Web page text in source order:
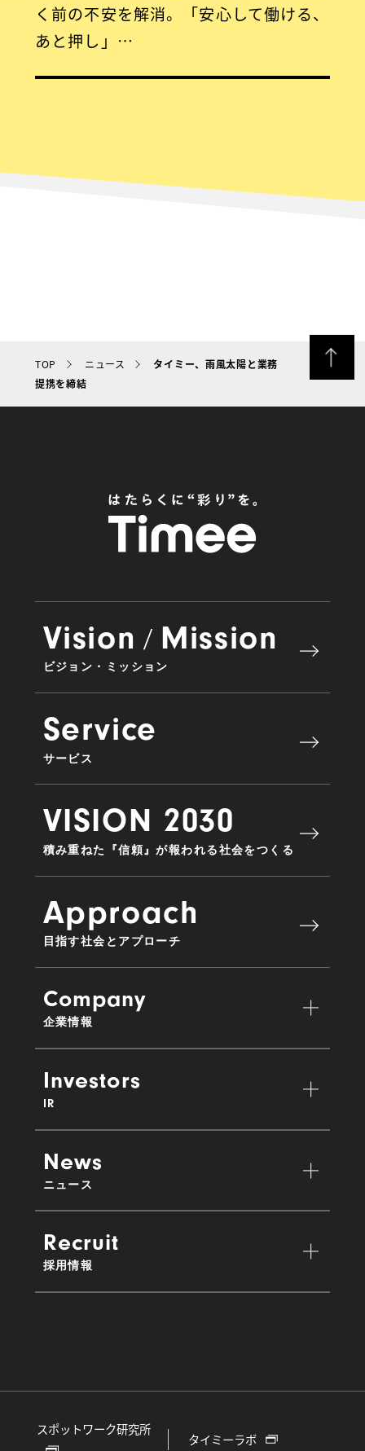
く前の不安を解消。「安心して働ける、
あと押し」…
TOP ニュース
タイミー、雨風太陽と業務
提携を締結
Vision / Mission
ビジョン・ミッション
Service
サービス
VISION 2030
積み重ねた『信頼』が報われる社会をつくる
Approach
目指す社会とアプローチ
Company
企業情報
Investors
IR
News
ニュース
Recruit
採用情報
スポットワーク研究所
タイミーラボ